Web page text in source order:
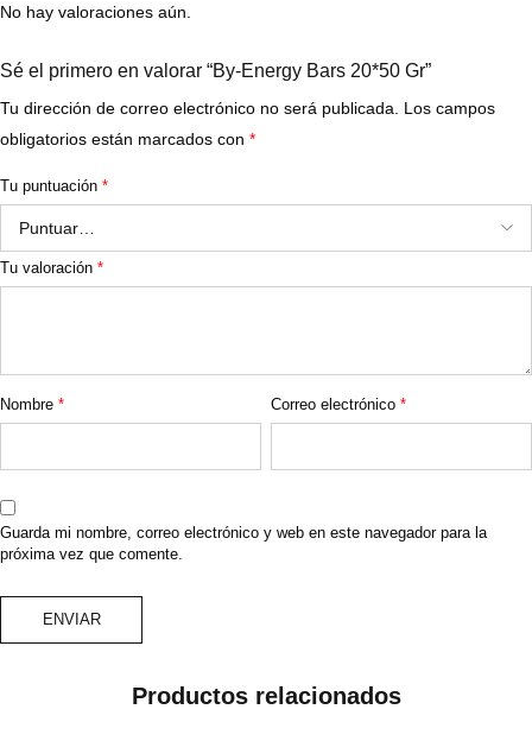
No hay valoraciones aún.
Sé el primero en valorar “By-Energy Bars 20*50 Gr”
Tu dirección de correo electrónico no será publicada.
Los campos
obligatorios están marcados con *
Tu puntuación *
Tu valoración *
Nombre * Correo electrónico*
Guarda mi nombre, correo electrónico y web en este navegador para la
próxima vez que comente.
Productos relacionados